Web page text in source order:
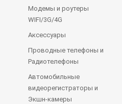
Модемы и роутеры
WIFI/3G/4G
Аксессуары
Проводные телефоны и
Радиотелефоны
Автомобильные
видеорегистраторы и
Экшн-камеры